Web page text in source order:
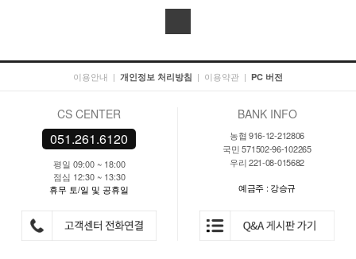
이용안내 | 개인정보 처리방침 | 이용약관 | PC 버전
CS CENTER
051.261.6120
평일 09:00 ~ 18:00
점심 12:30 ~ 13:30
휴무 토/일 및 공휴일
BANK INFO
농협 916-12-212806
국민 571502-96-102265
우리 221-08-015682
예금주 : 강승규